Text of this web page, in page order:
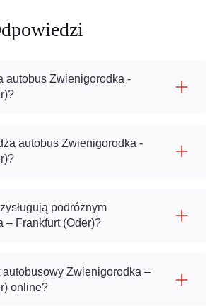
autobus Zwienigorodka -
autobus Zwienigorodka -
podróżnym
– Frankfurt (Oder)?
Zwienigorodka –
online?